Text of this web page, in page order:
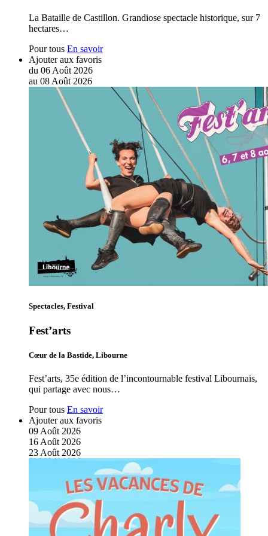
La Bataille de Castillon. Grandiose spectacle historique, sur 7
hectares…
Pour tous En savoir
Ajouter aux favoris
du 06 Août 2026
au 08 Août 2026
Spectacles, Festival
Fest’arts
Cœur de la Bastide, Libourne
Fest’arts, 35e édition de l’incontournable festival Libournais,
qui partage avec nous…
Pour tous En savoir
Ajouter aux favoris
09 Août 2026
16 Août 2026
23 Août 2026